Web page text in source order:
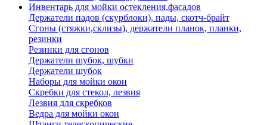
Инвентарь для мойки остекления,фасадов
Держатели падов (скурблоки), пады, скотч-брайт
Сгоны (стяжки,склизы), держатели планок, планки,
резинки
Резинки для сгонов
Держатели шубок, шубки
Держатели шубок
Наборы для мойки окон
Скребки для стекол, лезвия
Лезвия для скребков
Ведра для мойки окон